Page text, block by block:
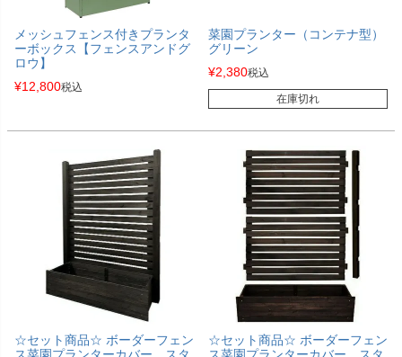
メッシュフェンス付きプランタ
ーボックス【フェンスアンドグ
ロウ】
¥12,800税込
菜園プランター（コンテナ型）
グリーン
¥2,380税込
在庫切れ
☆セット商品☆ ボーダーフェン
☆セット商品☆ ボーダーフェン